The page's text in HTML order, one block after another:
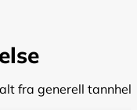
fra generell